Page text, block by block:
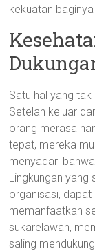
kekuatan
Satu hal yang
Setelah keluar
orang merasa
tepat, mereka
menyadari
Lingkungan yang
organisasi,
memanfaatkan
sukarelawan,
saling